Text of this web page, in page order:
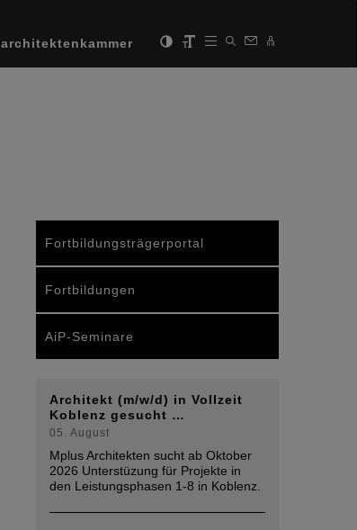
architektenkammer
Fortbildungsträgerportal
Fortbildungen
AiP-Seminare
Architekt (m/w/d) in Vollzeit
Koblenz gesucht …
05. August
Mplus Architekten sucht ab Oktober
2026 Unterstüzung für Projekte in
den Leistungsphasen 1-8 in Koblenz.